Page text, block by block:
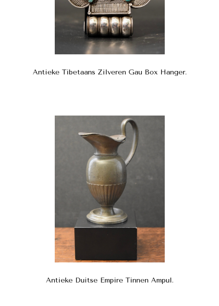
Antieke Tibetaans Zilveren Gau Box Hanger.
Antieke Duitse Empire Tinnen Ampul.